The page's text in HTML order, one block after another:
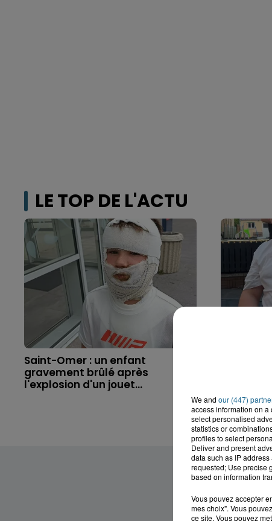
LE TOP DE L'ACTU
Saint-Omer : un enfant
gravement brûlé après
l'explosion d'un jouet...
We and our (447)
access information on
select personalised
statistics or
profiles to select
Deliver and present
data such as IP
requested; Use precise
based on information
Vous pouvez accepter
mes choix". Vous
ce site. Vous pouvez